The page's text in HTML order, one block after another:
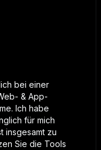
bei einer
& App-
Ich habe
für mich
insgesamt zu
Sie die Tools